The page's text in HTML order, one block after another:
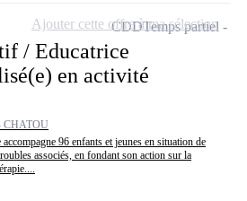
/ Educatrice
en activité
CHATOU
96 enfants et jeunes en situation de
associés, en fondant son action sur la
CDDTemps partiel
Ajouter cette offre à ma sélection